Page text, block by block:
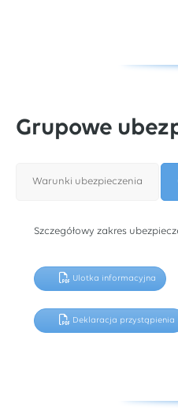
Grupowe
Warunki ubezpieczenia
Szczegółowy zakres
Ulotka informacyjna
Deklaracja przystąpienia